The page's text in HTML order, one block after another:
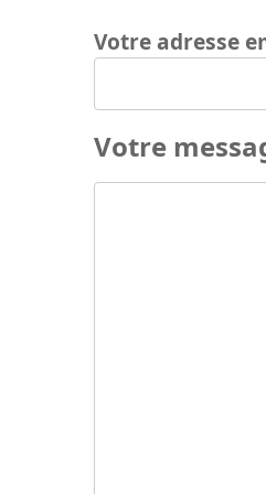
Votre adresse
Votre